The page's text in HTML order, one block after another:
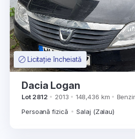
Licitație încheiată
Dacia Logan
Lot 2812 2013 148,436 km
Persoană fizică
Salaj (Zalau)